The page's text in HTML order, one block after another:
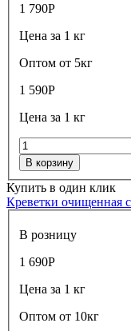
1 790Р
Цена за 1 кг
Оптом от 5кг
1 590Р
Цена за 1 кг
В корзину
Купить в один клик
Креветки очищенная
В розницу
1 690Р
Цена за 1 кг
Оптом от 10кг